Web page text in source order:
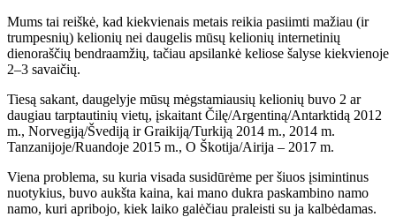
Mums tai reiškė, kad kiekvienais metais reikia pasiimti mažiau (ir
trumpesnių) kelionių nei daugelis mūsų kelionių internetinių
dienoraščių bendraamžių, tačiau apsilankė keliose šalyse kiekvienoje
2–3 savaičių.
Tiesą sakant, daugelyje mūsų mėgstamiausių kelionių buvo 2 ar
daugiau tarptautinių vietų, įskaitant Čilę/Argentiną/Antarktidą 2012
m., Norvegiją/Švediją ir Graikiją/Turkiją 2014 m., 2014 m.
Tanzanijoje/Ruandoje 2015 m., O Škotija/Airija – 2017 m.
Viena problema, su kuria visada susidūrėme per šiuos įsimintinus
nuotykius, buvo aukšta kaina, kai mano dukra paskambino namo
namo, kuri apribojo, kiek laiko galėčiau praleisti su ja kalbėdamas.